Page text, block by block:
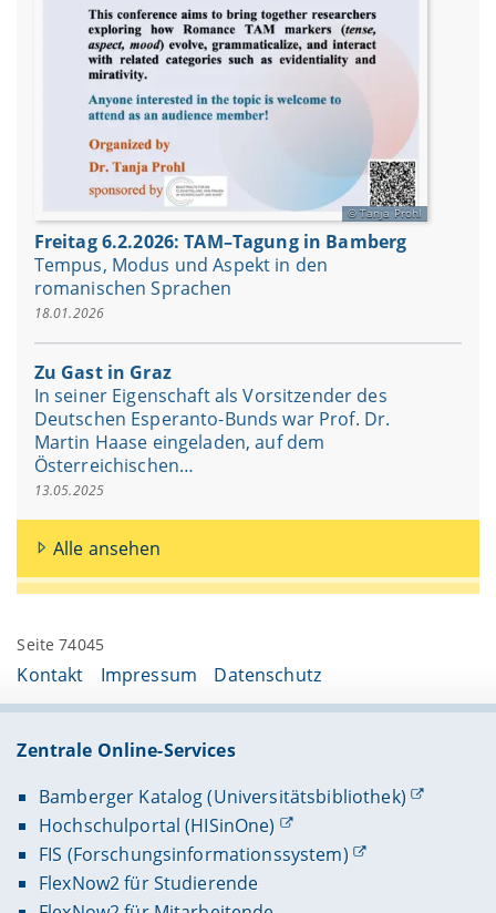
Tanja Prohl
Freitag 6.2.2026: TAM–Tagung in Bamberg
Tempus, Modus und Aspekt in den
romanischen Sprachen
18.01.2026
Zu Gast in Graz
In seiner Eigenschaft als Vorsitzender des
Deutschen Esperanto-Bunds war Prof. Dr.
Martin Haase eingeladen, auf dem
Österreichischen…
13.05.2025
Alle ansehen
Seite 74045
Kontakt Impressum Datenschutz
Zentrale Online-Services
Bamberger Katalog (Universitätsbibliothek)
Hochschulportal (HISinOne)
FIS (Forschungsinformationssystem)
FlexNow2 für Studierende